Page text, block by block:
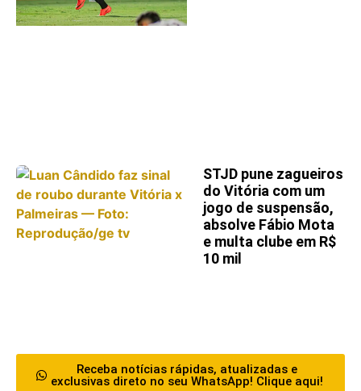
STJD pune zagueiros
do Vitória com um
jogo de suspensão,
absolve Fábio Mota
e multa clube em R$
10 mil
Receba notícias rápidas, atualizadas e
exclusivas direto no seu WhatsApp! Clique aqui!